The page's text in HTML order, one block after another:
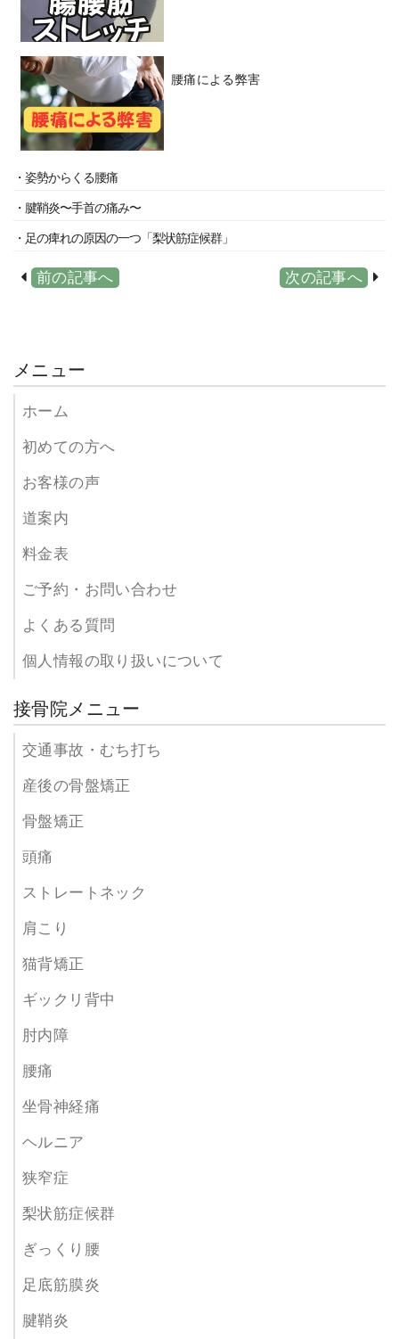
腰痛による弊害
・姿勢からくる腰痛
・腱鞘炎〜手首の痛み〜
・足の痺れの原因の一つ「梨状筋症候群」
前の記事へ 次の記事へ
メニュー
ホーム
初めての方へ
お客様の声
道案内
料金表
ご予約・お問い合わせ
よくある質問
個人情報の取り扱いについて
接骨院メニュー
交通事故・むち打ち
産後の骨盤矯正
骨盤矯正
頭痛
ストレートネック
肩こり
猫背矯正
ギックリ背中
肘内障
腰痛
坐骨神経痛
ヘルニア
狭窄症
梨状筋症候群
ぎっくり腰
足底筋膜炎
腱鞘炎